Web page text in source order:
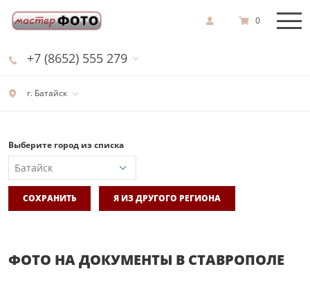
г. Батайск
+7 (8652) 555 279
0
Выберите город из списка
СОХРАНИТЬ Я ИЗ ДРУГОГО РЕГИОНА
ФОТО НА ДОКУМЕНТЫ В СТАВРОПОЛЕ